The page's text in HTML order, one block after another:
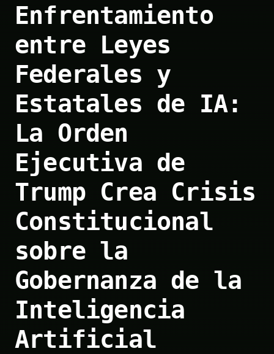
Enfrentamiento
entre Leyes
Federales y
Estatales de IA:
La Orden
Ejecutiva de
Trump Crea Crisis
Constitucional
sobre la
Gobernanza de la
Inteligencia
Artificial